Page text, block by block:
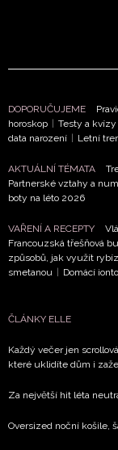
DOPORUČUJEME
horoskop
Testy a kvízy
data narození
Letní
AKTUÁLNÍ TÉMATA
Partnerské vztahy a
boty na léto 2026
VAŘENÍ A RECEPTY
Francouzská třešňová
způsobů, jak využít rybíz
smetanou
Domácí
ČLÁNKY ELLE
Každý večer jen
které uklidíte dům i
Za největší hit léta
Oversized noční košile,